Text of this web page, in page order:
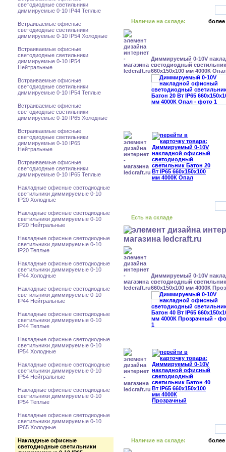
светодиодные светильники
диммируемые 0-10 IP44 Теплые
Встраиваемые офисные
светодиодные светильники
диммируемые 0-10 IP54 Холодные
Встраиваемые офисные
светодиодные светильники
диммируемые 0-10 IP54
Нейтральные
Встраиваемые офисные
светодиодные светильники
диммируемые 0-10 IP54 Теплые
Встраиваемые офисные
светодиодные светильники
диммируемые 0-10 IP65 Холодные
Встраиваемые офисные
светодиодные светильники
диммируемые 0-10 IP65
Нейтральные
Встраиваемые офисные
светодиодные светильники
диммируемые 0-10 IP65 Теплые
Накладные офисные светодиодные
светильники диммируемые 0-10
IP20 Холодные
Накладные офисные светодиодные
светильники диммируемые 0-10
IP20 Нейтральные
Накладные офисные светодиодные
светильники диммируемые 0-10
IP20 Теплые
Накладные офисные светодиодные
светильники диммируемые 0-10
IP44 Холодные
Накладные офисные светодиодные
светильники диммируемые 0-10
IP44 Нейтральные
Накладные офисные светодиодные
светильники диммируемые 0-10
IP44 Теплые
Накладные офисные светодиодные
светильники диммируемые 0-10
IP54 Холодные
Накладные офисные светодиодные
светильники диммируемые 0-10
IP54 Нейтральные
Накладные офисные светодиодные
светильники диммируемые 0-10
IP54 Теплые
Накладные офисные светодиодные
светильники диммируемые 0-10
IP65 Холодные
Накладные офисные
светодиодные светильники
Наличие на складе: более
Диммируемый 0-10V
светодиодный
660x150x100 мм 4000К
Есть на складе
Диммируемый 0-10V
светодиодный
660x150x100 мм 4000К
Наличие на складе: более